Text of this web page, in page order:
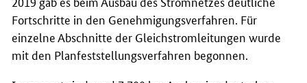
Fortschritte in den Genehmigungsverfahren. Für
einzelne Abschnitte der Gleichstromleitungen wurde
mit den Planfeststellungsverfahren begonnen.